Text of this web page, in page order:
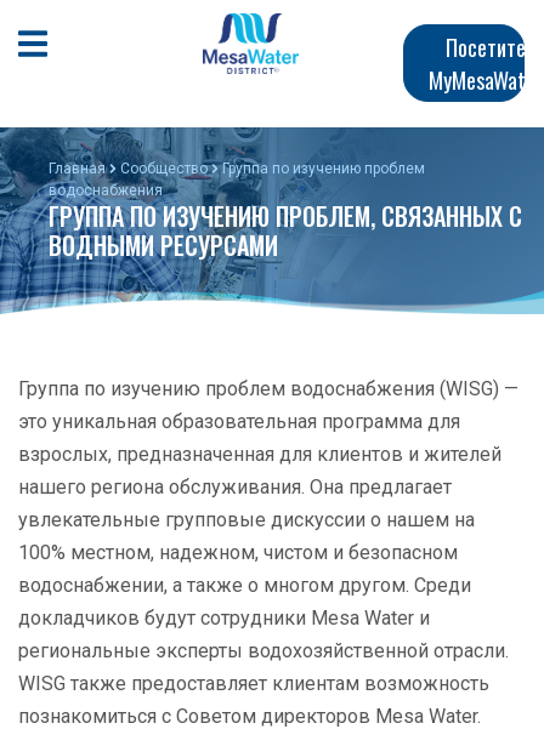
Главная
Открыть мобильное меню
Посетите
MyMesaWater
Главная Сообщество
Группа по изучению проблем
водоснабжения
ГРУППА ПО ИЗУЧЕНИЮ ПРОБЛЕМ, СВЯЗАННЫХ С
ВОДНЫМИ РЕСУРСАМИ
Группа по изучению проблем водоснабжения (WISG) —
это уникальная образовательная программа для
взрослых, предназначенная для клиентов и жителей
нашего региона обслуживания. Она предлагает
увлекательные групповые дискуссии о нашем на
100% местном, надежном, чистом и безопасном
водоснабжении, а также о многом другом. Среди
докладчиков будут сотрудники Mesa Water и
региональные эксперты водохозяйственной отрасли.
WISG также предоставляет клиентам возможность
познакомиться с Советом директоров Mesa Water.